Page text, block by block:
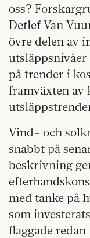
oss?
Detlef Van
övre delen av
på trender i
framväxten av
Vind- och
snabbt på
beskrivning
med tanke på
som
flaggade redan